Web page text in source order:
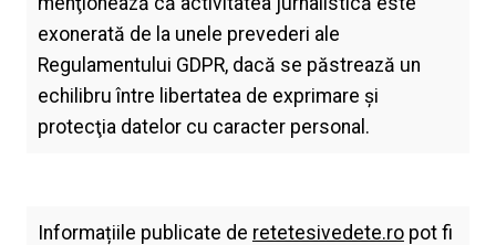
exonerată de la unele prevederi ale
Regulamentului GDPR, dacă se păstrează un
echilibru între libertatea de exprimare şi
protecţia datelor cu caracter personal.
Informațiile publicate de retetesivedete.ropot fi